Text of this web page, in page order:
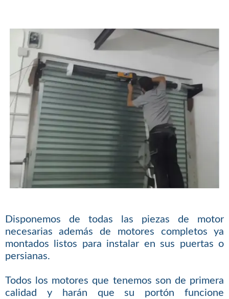
Disponemos de todas las piezas de motor
necesarias además de motores completos ya
montados listos para instalar en sus puertas o
persianas.
Todos los motores que tenemos son de primera
calidad y harán que su portón funcione